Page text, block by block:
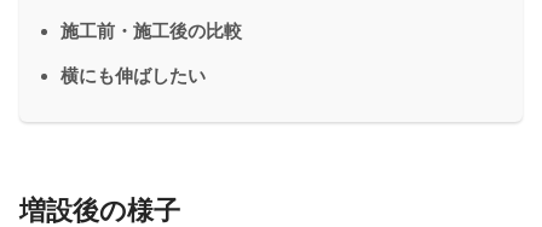
施工前・施工後の比較
横にも伸ばしたい
増設後の様子